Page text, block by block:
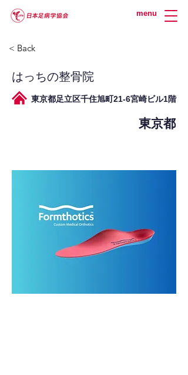
menu
< Back
はっちの整骨院
東京都足立区千住旭町21-6宮崎ビル1階
東京都